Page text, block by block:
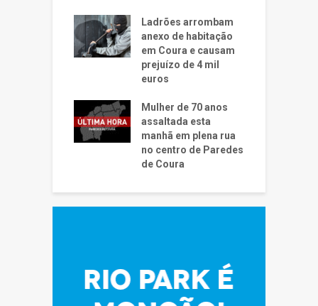
Ladrões arrombam
anexo de habitação
em Coura e causam
prejuízo de 4 mil
euros
Mulher de 70 anos
assaltada esta
manhã em plena rua
no centro de Paredes
de Coura